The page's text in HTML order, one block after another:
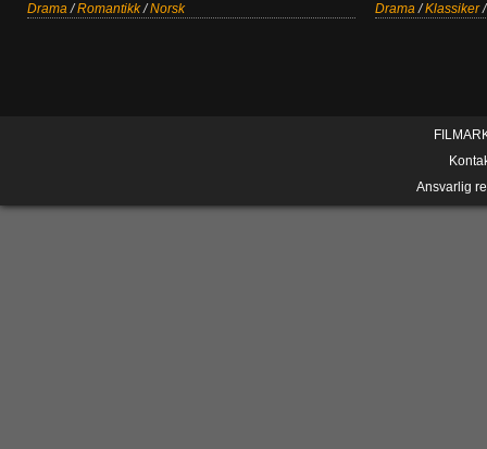
Drama/Romantikk/Norsk Drama/Klassiker
Ansvarlig